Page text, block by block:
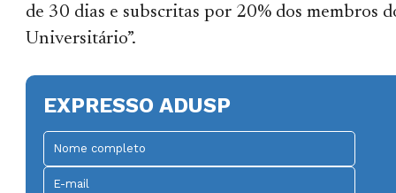
de 30 dias e subscritas por 20% dos membros
Universitário”.
EXPRESSO ADUSP